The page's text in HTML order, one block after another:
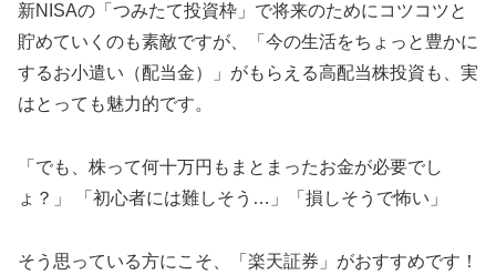
新NISAの「つみたて投資枠」で将来のためにコツコツと
貯めていくのも素敵ですが、「今の生活をちょっと豊かに
するお小遣い（配当金）」がもらえる高配当株投資も、実
はとっても魅力的です。
「でも、株って何十万円もまとまったお金が必要でし
ょ？」 「初心者には難しそう…」「損しそうで怖い」
そう思っている方にこそ、「楽天証券」がおすすめです！